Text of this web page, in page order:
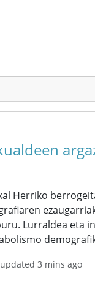
Herriko
Lurraldea eta
3 mins ago